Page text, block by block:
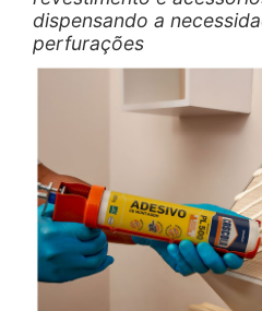
dispensando a
perfurações